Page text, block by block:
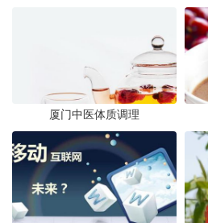
厦门中医体质调理